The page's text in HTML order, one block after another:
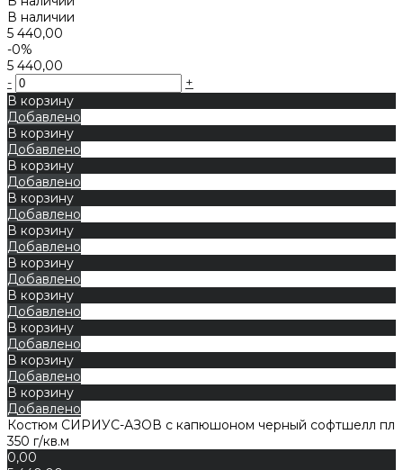
В наличии
5 440,00
-0%
5 440,00
-
+
В корзину
Добавлено
В корзину
Добавлено
В корзину
Добавлено
В корзину
Добавлено
В корзину
Добавлено
В корзину
Добавлено
В корзину
Добавлено
В корзину
Добавлено
В корзину
Добавлено
В корзину
Добавлено
Костюм СИРИУС-АЗОВ с капюшоном черный софтшелл пл
350 г/кв.м
0,00